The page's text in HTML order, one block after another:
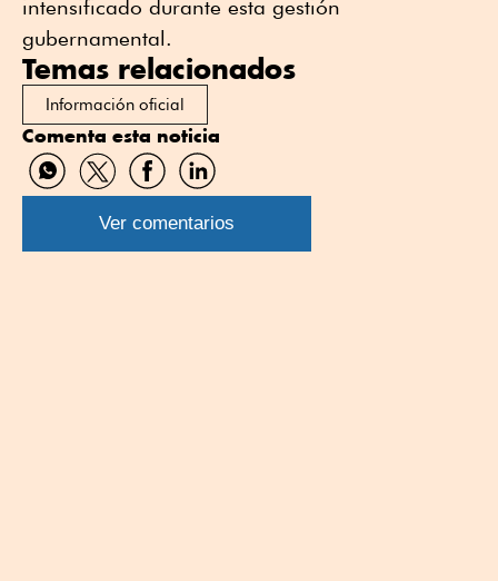
intensificado durante esta gestión
gubernamental.
Temas relacionados
Información oficial
Comenta esta noticia
Compartir
por
WhatsApp
Compartir
por
Twitter
Compartir
por
Facebook
Compartir
por
Linkedin
Ver comentarios